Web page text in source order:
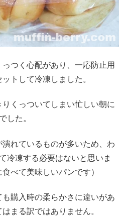
つく心配があり、一応防止用
トして冷凍しました。
くっついてしまい忙しい朝に
した。
れているものが多いため、わ
冷凍する必要はないと思いま
べて美味しいパンです）
購入時の柔らかさに違いがあ
まる訳ではありません。